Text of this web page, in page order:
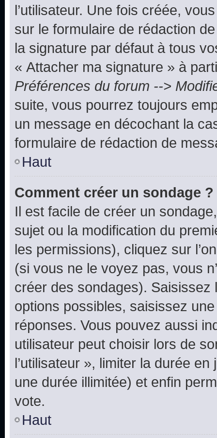
l’utilisateur. Une fois créée,
sur le formulaire de rédaction
la signature par défaut à tous
« Attacher ma signature » à
Préférences du forum -->
suite, vous pourrez toujours
un message en décochant la
formulaire de rédaction de
Haut
Comment créer un sondage ?
Il est facile de créer un
sujet ou la modification du
les permissions), cliquez sur
(si vous ne le voyez pas, vous
créer des sondages).
options possibles, saisissez
réponses. Vous pouvez aussi
utilisateur peut choisir lors de
l’utilisateur », limiter la durée
une durée illimitée) et enfin
vote.
Haut